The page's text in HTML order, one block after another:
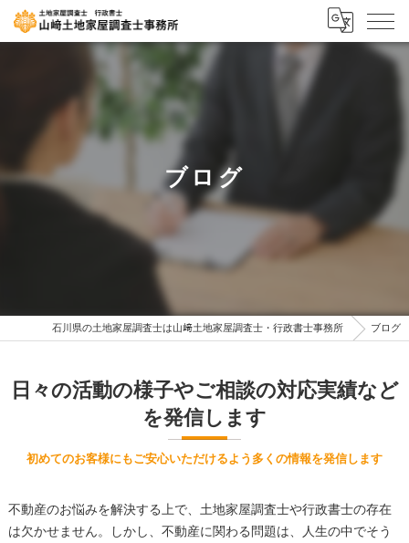
ブログ
石川県の土地家屋調査士は山﨑土地家屋調査士・行政書士事務所 ブログ
日々の活動の様子やご相談の対応実績など
を発信します
初めてのお客様にもご安心いただけるよう多くの情報を発信します
不動産のお悩みを解決する上で、土地家屋調査士や行政書士の存在
は欠かせません。しかし、不動産に関わる問題は、人生の中でそう